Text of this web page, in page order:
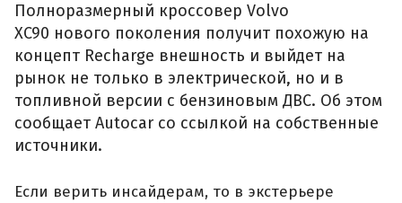
Полноразмерный кроссовер Volvo
XC90 нового поколения получит похожую на
концепт Recharge внешность и выйдет на
рынок не только в электрической, но и в
топливной версии с бензиновым ДВС. Об этом
сообщает Autocar со ссылкой на собственные
источники.
Если верить инсайдерам, то в экстерьере